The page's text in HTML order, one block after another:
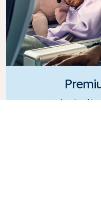
Leder du